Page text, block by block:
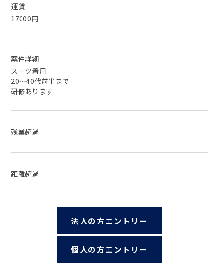
運賃
17000円
案件詳細
スーツ着用
20～40代前半まで
研修あります
残業超過
距離超過
法人の方エントリー
個人の方エントリー